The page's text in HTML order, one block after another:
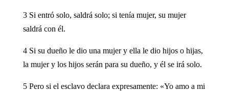
3 Si entró solo, saldrá solo; si tenía mujer, su mujer
saldrá con él.
4 Si su dueño le dio una mujer y ella le dio hijos o hijas,
la mujer y los hijos serán para su dueño, y él se irá solo.
5 Pero si el esclavo declara expresamente: «Yo amo a mi